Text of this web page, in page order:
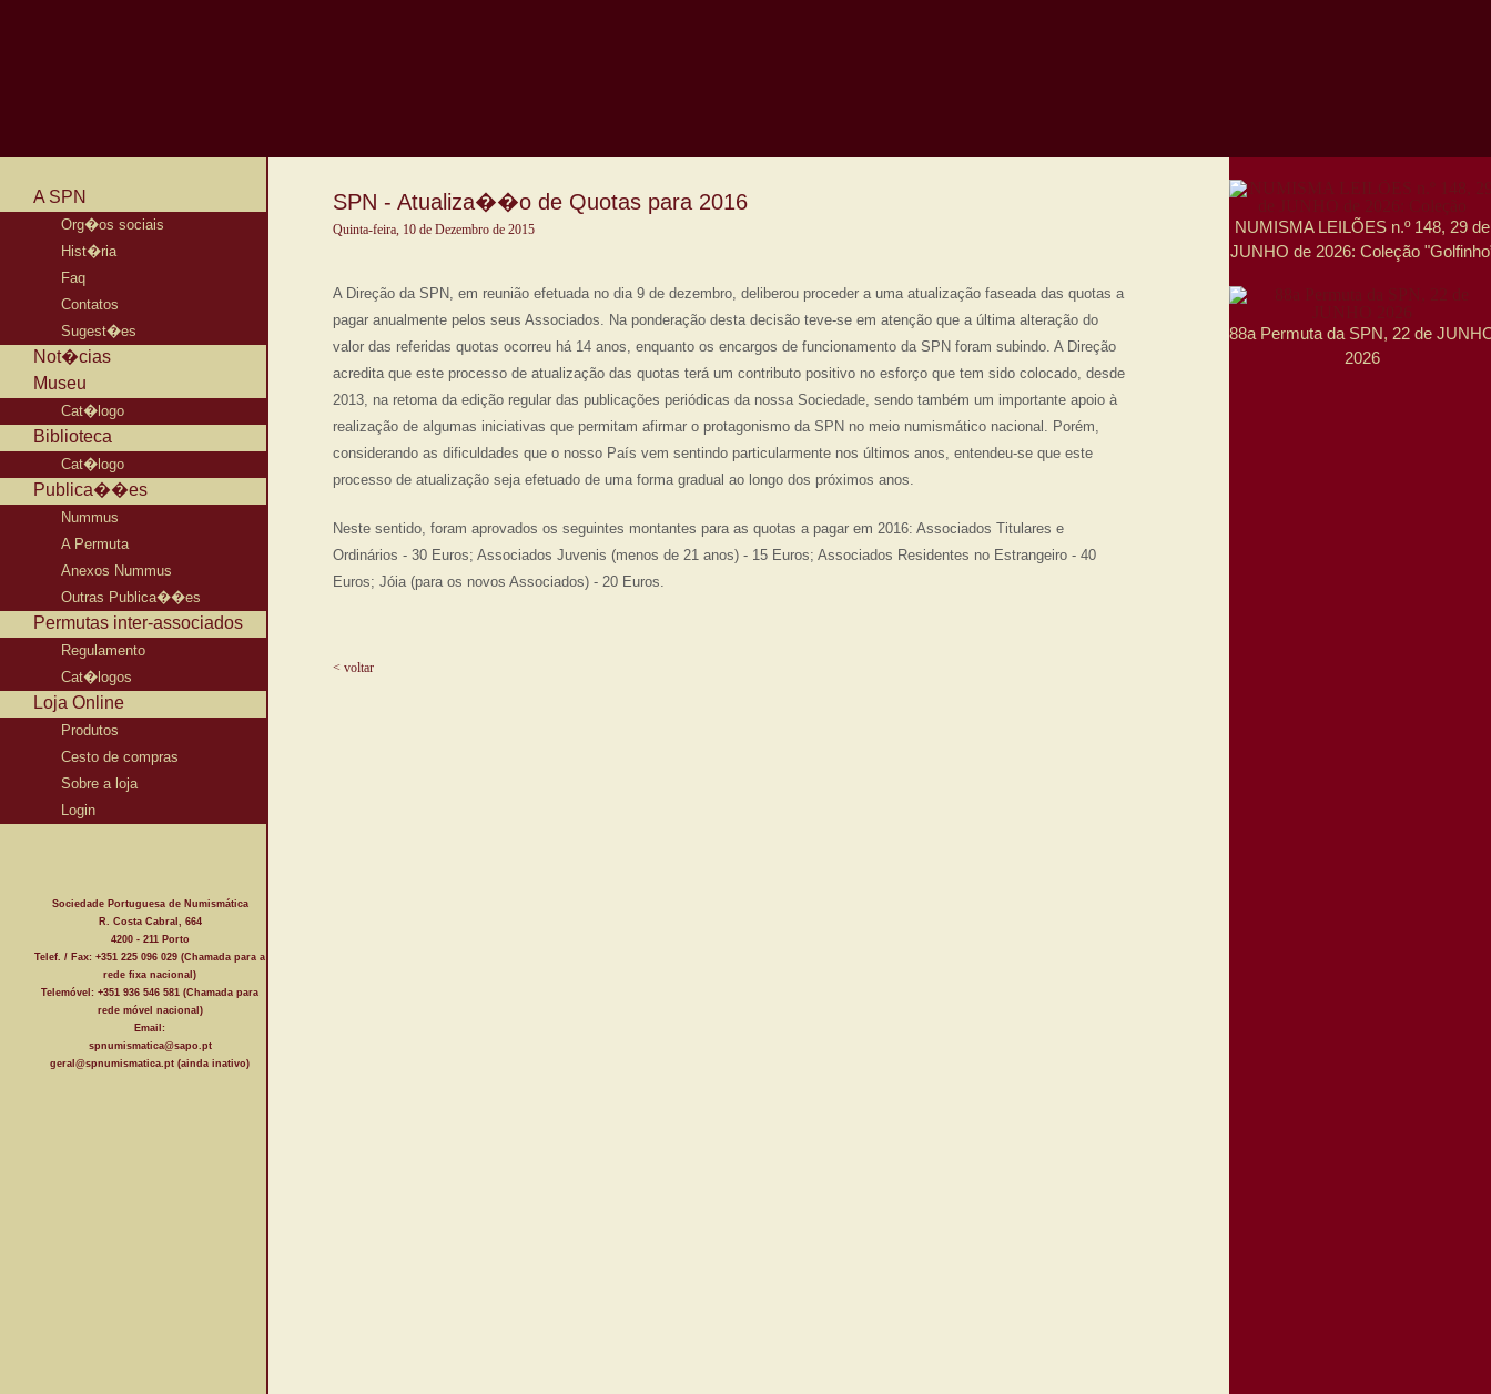
A SPN
Org�os sociais
Hist�ria
Faq
Contatos
Sugest�es
Not�cias
Museu
Cat�logo
Biblioteca
Cat�logo
Publica��es
Nummus
A Permuta
Anexos Nummus
Outras Publica��es
Permutas inter-associados
Regulamento
Cat�logos
Loja Online
Produtos
Cesto de compras
Sobre a loja
Login
Sociedade Portuguesa de Numismática
R. Costa Cabral, 664
4200 - 211 Porto
Telef. / Fax: +351 225 096 029 (Chamada para a
rede fixa nacional)
Telemóvel: +351 936 546 581 (Chamada para
rede móvel nacional)
Email:
spnumismatica@sapo.pt
geral@spnumismatica.pt (ainda inativo)
SPN - Atualiza��o de Quotas para 2016
Quinta-feira, 10 de Dezembro de 2015
A Direção da SPN, em reunião efetuada no dia 9 de dezembro, deliberou proceder a uma atualização faseada das quotas a
pagar anualmente pelos seus Associados. Na ponderação desta decisão teve-se em atenção que a última alteração do
valor das referidas quotas ocorreu há 14 anos, enquanto os encargos de funcionamento da SPN foram subindo. A Direção
acredita que este processo de atualização das quotas terá um contributo positivo no esforço que tem sido colocado, desde
2013, na retoma da edição regular das publicações periódicas da nossa Sociedade, sendo também um importante apoio à
realização de algumas iniciativas que permitam afirmar o protagonismo da SPN no meio numismático nacional. Porém,
considerando as dificuldades que o nosso País vem sentindo particularmente nos últimos anos, entendeu-se que este
processo de atualização seja efetuado de uma forma gradual ao longo dos próximos anos.
Neste sentido, foram aprovados os seguintes montantes para as quotas a pagar em 2016: Associados Titulares e
Ordinários - 30 Euros; Associados Juvenis (menos de 21 anos) - 15 Euros; Associados Residentes no Estrangeiro - 40
Euros; Jóia (para os novos Associados) - 20 Euros.
< voltar
NUMISMA LEILÕES n.º 148, 29 de
JUNHO de 2026: Coleção
88a Permuta da SPN, 22 de
2026